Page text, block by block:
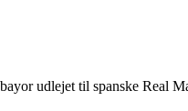
udlejet til spanske Real